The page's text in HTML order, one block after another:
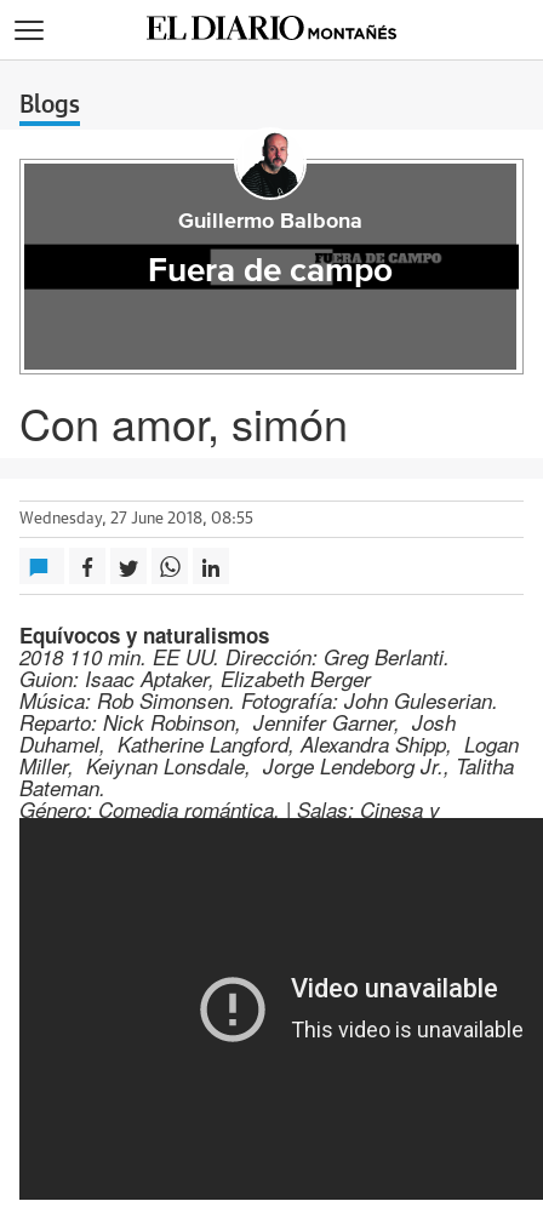
Blogs
Guillermo Balbona
Fuera de campo
Con amor, simón
Wednesday, 27 June 2018, 08:55
Equívocos y naturalismos
2018 110 min. EE UU. Dirección: Greg Berlanti.
Guion: Isaac Aptaker, Elizabeth Berger
Música: Rob Simonsen. Fotografía: John Guleserian.
Reparto: Nick Robinson, Jennifer Garner, Josh
Duhamel, Katherine Langford, Alexandra Shipp, Logan
Miller, Keiynan Lonsdale, Jorge Lendeborg Jr., Talitha
Bateman.
Género: Comedia romántica. | Salas: Cinesa y